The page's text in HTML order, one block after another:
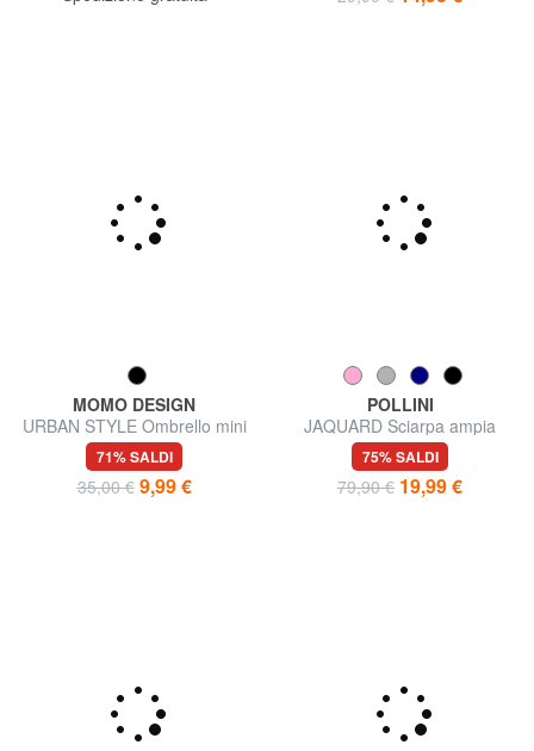
14,95 €
MOMO DESIGN
URBAN STYLE Ombrello mini
71% SALDI
9,99 €
POLLINI
JAQUARD Sciarpa ampia
75% SALDI
19,99 €